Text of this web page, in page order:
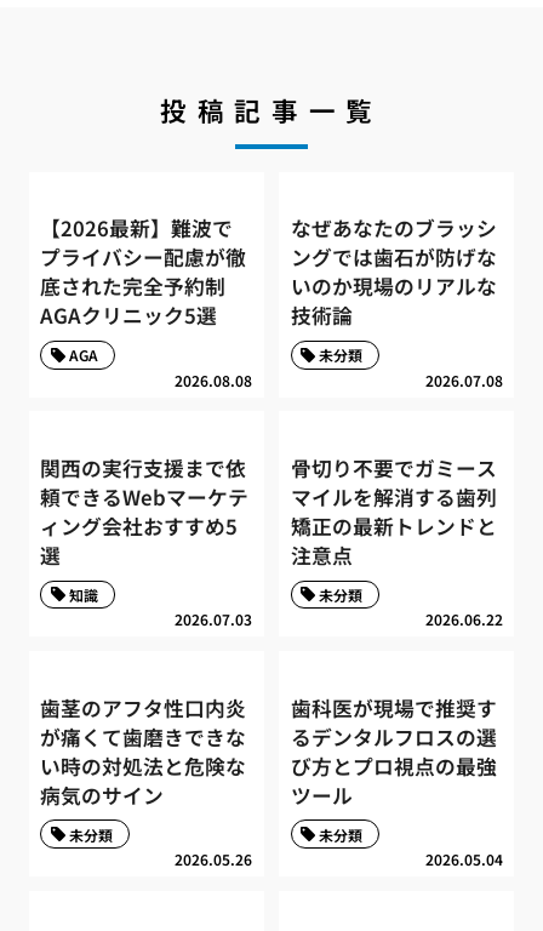
投稿記事一覧
【2026最新】難波で
プライバシー配慮が徹
底された完全予約制
AGAクリニック5選
2026.08.08
AGA
なぜあなたのブラッシ
ングでは歯石が防げな
いのか現場のリアルな
技術論
2026.07.08
未分類
関西の実行支援まで依
頼できるWebマーケテ
ィング会社おすすめ5
選
2026.07.03
知識
骨切り不要でガミース
マイルを解消する歯列
矯正の最新トレンドと
注意点
2026.06.22
未分類
歯茎のアフタ性口内炎
が痛くて歯磨きできな
い時の対処法と危険な
病気のサイン
2026.05.26
未分類
歯科医が現場で推奨す
るデンタルフロスの選
び方とプロ視点の最強
ツール
2026.05.04
未分類